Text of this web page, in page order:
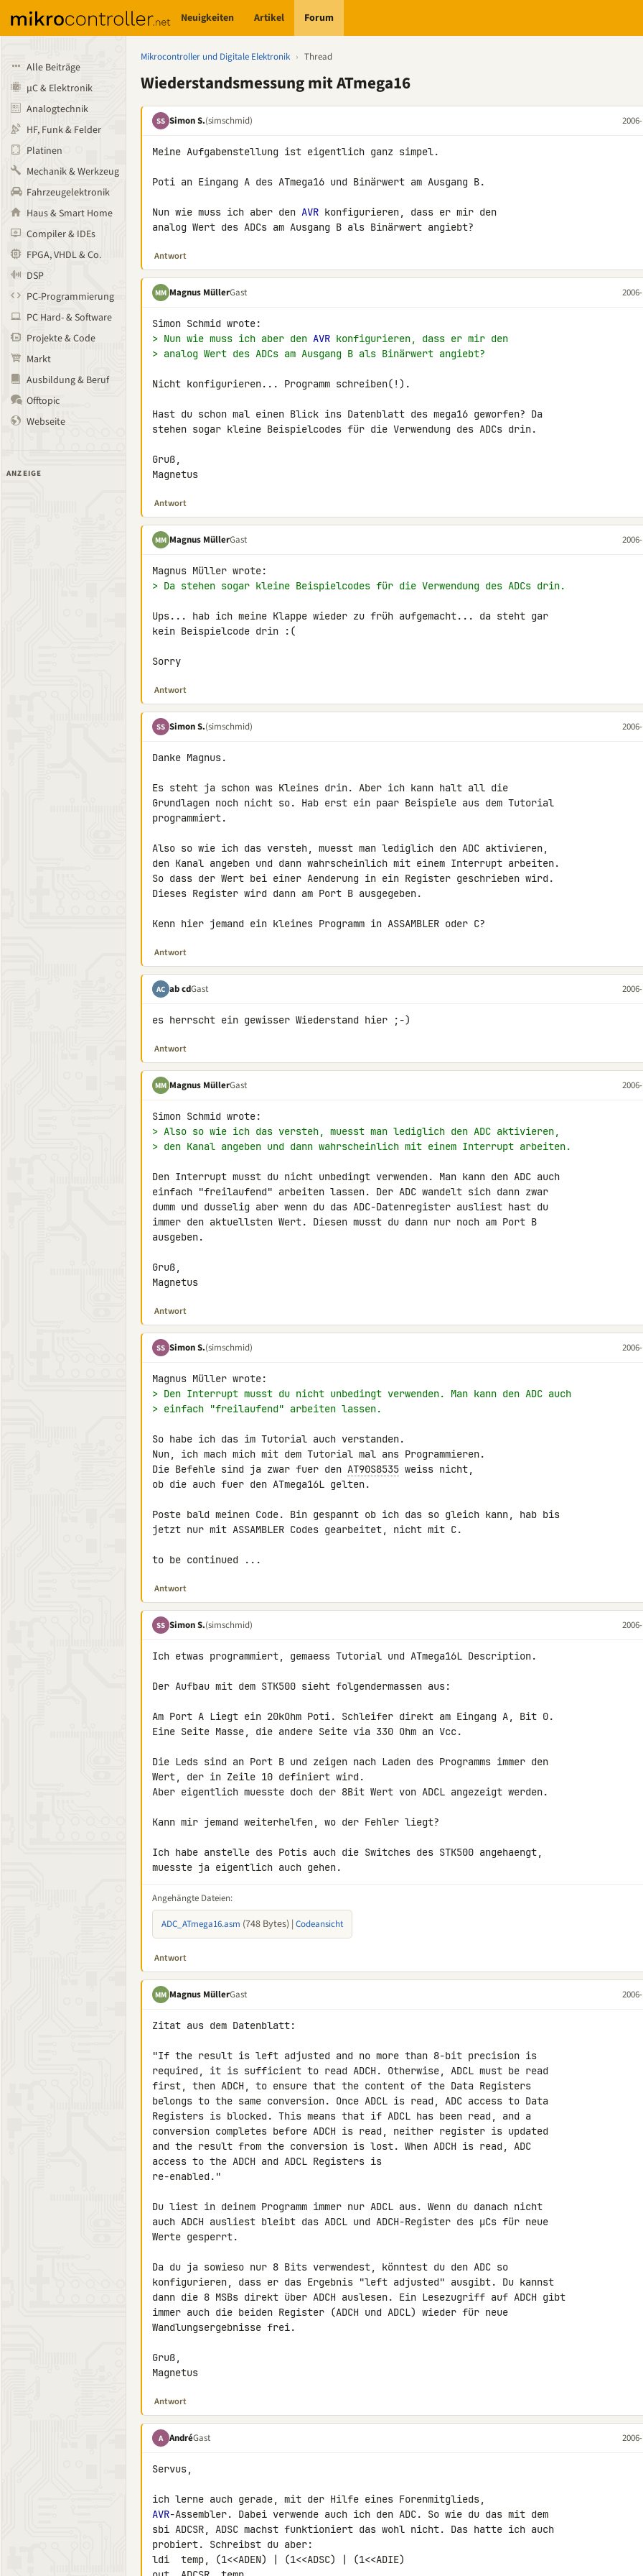
Neuigkeiten Artikel Forum
Alle Beiträge
µC & Elektronik
Analogtechnik
HF, Funk & Felder
Platinen
Mechanik & Werkzeug
Fahrzeugelektronik
Haus & Smart Home
Compiler & IDEs
FPGA, VHDL & Co.
DSP
PC-Programmierung
PC Hard- & Software
Projekte & Code
Markt
Ausbildung & Beruf
Offtopic
Webseite
ANZEIGE
Mikrocontroller und Digitale Elektronik › Thread
Wiederstandsmessung mit ATmega16
SS Simon S.(simschmid)
Meine Aufgabenstellung ist eigentlich ganz simpel.
Poti an Eingang A des ATmega16 und Binärwert am Ausgang B.
Nun wie muss ich aber den AVR konfigurieren, dass er mir den
analog Wert des ADCs am Ausgang B als Binärwert angiebt?
Antwort
MM Magnus MüllerGast
> Nun wie muss ich aber den AVR konfigurieren, dass er mir den
> analog Wert des ADCs am Ausgang B als Binärwert angiebt?
Nicht konfigurieren... Programm schreiben(!).
Hast du schon mal einen Blick ins Datenblatt des mega16 geworfen? Da
stehen sogar kleine Beispielcodes für die Verwendung des ADCs drin.
Gruß,
Magnetus
Antwort
MM Magnus MüllerGast
> Da stehen sogar kleine Beispielcodes für die Verwendung des ADCs drin.
Ups... hab ich meine Klappe wieder zu früh aufgemacht... da steht gar
kein Beispielcode drin :(
Sorry
Antwort
SS Simon S.(simschmid)
Danke Magnus.
Es steht ja schon was Kleines drin. Aber ich kann halt all die
Grundlagen noch nicht so. Hab erst ein paar Beispiele aus dem Tutorial
programmiert.
Also so wie ich das versteh, muesst man lediglich den ADC aktivieren,
den Kanal angeben und dann wahrscheinlich mit einem Interrupt arbeiten.
So dass der Wert bei einer Aenderung in ein Register geschrieben wird.
Dieses Register wird dann am Port B ausgegeben.
Kenn hier jemand ein kleines Programm in ASSAMBLER oder C?
Antwort
AC ab cdGast
es herrscht ein gewisser Wiederstand hier ;-)
Antwort
MM Magnus MüllerGast
> Also so wie ich das versteh, muesst man lediglich den ADC aktivieren,
> den Kanal angeben und dann wahrscheinlich mit einem Interrupt arbeiten.
Den Interrupt musst du nicht unbedingt verwenden. Man kann den ADC auch
einfach "freilaufend" arbeiten lassen. Der ADC wandelt sich dann zwar
dumm und dusselig aber wenn du das ADC-Datenregister ausliest hast du
immer den aktuellsten Wert. Diesen musst du dann nur noch am Port B
ausgeben.
Gruß,
Magnetus
Antwort
SS Simon S.(simschmid)
> Den Interrupt musst du nicht unbedingt verwenden. Man kann den ADC auch
> einfach "freilaufend" arbeiten lassen.
So habe ich das im Tutorial auch verstanden.
Nun, ich mach mich mit dem Tutorial mal ans Programmieren.
Die Befehle sind ja zwar fuer den AT90S8535 weiss nicht,
ob die auch fuer den ATmega16L gelten.
Poste bald meinen Code. Bin gespannt ob ich das so gleich kann, hab bis
jetzt nur mit ASSAMBLER Codes gearbeitet, nicht mit C.
to be continued ...
Antwort
SS Simon S.(simschmid)
Ich etwas programmiert, gemaess Tutorial und ATmega16L Description.
Der Aufbau mit dem STK500 sieht folgendermassen aus:
Am Port A Liegt ein 20kOhm Poti. Schleifer direkt am Eingang A, Bit 0.
Eine Seite Masse, die andere Seite via 330 Ohm an Vcc.
Die Leds sind an Port B und zeigen nach Laden des Programms immer den
Wert, der in Zeile 10 definiert wird.
Aber eigentlich muesste doch der 8Bit Wert von ADCL angezeigt werden.
Kann mir jemand weiterhelfen, wo der Fehler liegt?
Ich habe anstelle des Potis auch die Switches des STK500 angehaengt,
muesste ja eigentlich auch gehen.
Angehängte Dateien:
ADC_ATmega16.asm (748 Bytes) | Codeansicht
Antwort
MM Magnus MüllerGast
Zitat aus dem Datenblatt:
"If the result is left adjusted and no more than 8-bit precision is
required, it is sufficient to read ADCH. Otherwise, ADCL must be read
first, then ADCH, to ensure that the content of the Data Registers
belongs to the same conversion. Once ADCL is read, ADC access to Data
Registers is blocked. This means that if ADCL has been read, and a
conversion completes before ADCH is read, neither register is updated
and the result from the conversion is lost. When ADCH is read, ADC
access to the ADCH and ADCL Registers is
re-enabled."
Du liest in deinem Programm immer nur ADCL aus. Wenn du danach nicht
auch ADCH ausliest bleibt das ADCL und ADCH-Register des µCs für neue
Werte gesperrt.
Da du ja sowieso nur 8 Bits verwendest, könntest du den ADC so
konfigurieren, dass er das Ergebnis "left adjusted" ausgibt. Du kannst
dann die 8 MSBs direkt über ADCH auslesen. Ein Lesezugriff auf ADCH gibt
immer auch die beiden Register (ADCH und ADCL) wieder für neue
Wandlungsergebnisse frei.
Gruß,
Magnetus
Antwort
A AndréGast
Servus,
AVR-Assembler. Dabei verwende auch ich den ADC. So wie du das mit dem
sbi ADCSR, ADSC machst funktioniert das wohl nicht. Das hatte ich auch
probiert. Schreibst du aber:
ldi  temp, (1<<ADEN) | (1<<ADSC) | (1<<ADIE)